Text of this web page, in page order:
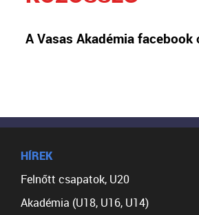
A Vasas Akadémia facebook
HÍREK
Felnőtt csapatok, U20
Akadémia (U18, U16, U14)